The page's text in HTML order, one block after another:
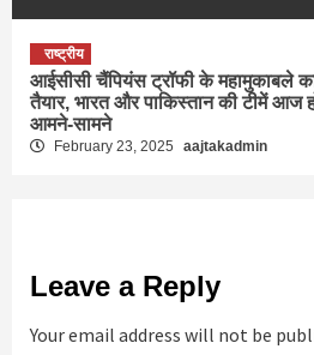
राष्ट्रीय
आईसीसी चैंपियंस ट्रॉफी के महामुकाबले
तैयार, भारत और पाकिस्तान की टीमें आज
आमने-सामने
February 23, 2025 aajtakadmin
Leave a Reply
Your email address will not be